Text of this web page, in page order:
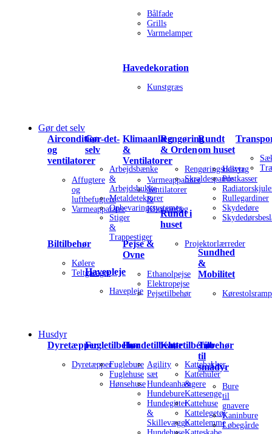
Bålfade
Grills
Varmelamper
Havedekoration
Kunstgræs
Gør det selv
Aircondition
og
ventilatorer
Affugtere
og
luftbefugtere
Varmeapparater
Biltilbehør
Kølere
Teltgarager
Gør-det-
selv
Arbejdsbænke
&
Arbejdsbukke
Metaldetektorer
Opbevaringssystemer
Stiger
&
Trappestiger
Havepleje
Havepleje
Klimaanlæg
&
Ventilatorer
Varmeapparater
Ventilatorer
&
Klimaanlæg
Pejse &
Ovne
Ethanolpejse
Elektropejse
Pejsetilbehør
Rengøring
& Orden
Rengøringsudstyr
Skraldespande
Rundt i
huset
Projektorlærreder
Rundt
om huset
Halvtag
Postkasser
Rullegardiner
Skydedøre
Sundhed
&
Mobilitet
Husdyr
Dyretæpper
Dyretæpper
Fugletilbehør
Fuglebure
Fuglehuse
Hønsehuse
Hundetilbehør
Agility
sæt
Hundeanhængere
Hundebure
Hundegitter
&
Skillevægge
Kattetilbehør
Kattebakker
Kattehuler
&
Kattesenge
Kattehuse
Kattelegetøj
Kattelemme
Tilbehør
til
smådyr
Bure
til
gnavere
Kaninbure
Løbegårde